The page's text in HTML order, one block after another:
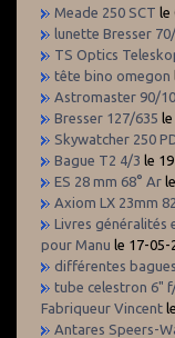
Meade 250 SCT le
lunette Bresser
TS Optics
tête bino omegon
Astromaster 90/
Bresser 127/635
Skywatcher 250
Bague T2 4/3 le
ES 28 mm 68° Ar
Axiom LX 23mm
Livres généralités
pour Manu le 17-05-
différentes bagues
tube celestron 6"
Fabriqueur Vincent
Antares Speers-